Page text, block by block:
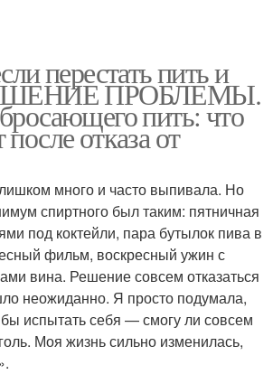
перестать пить и
ПРОБЛЕМЫ.
пить: что
отказа от
много и часто выпивала. Но
спиртного был таким: пятничная
под коктейли, пара бутылок пива в
фильм, воскресный ужин с
вина. Решение совсем отказаться
неожиданно. Я просто подумала,
испытать себя — смогу ли совсем
Моя жизнь сильно изменилась,